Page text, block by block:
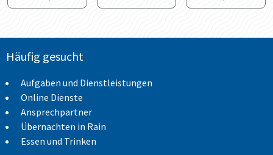
Häufig gesucht
Aufgaben und Dienstleistungen
Online Dienste
Ansprechpartner
Übernachten in Rain
Essen und Trinken